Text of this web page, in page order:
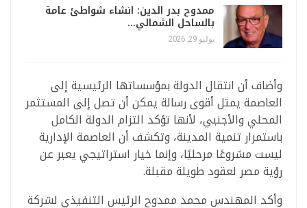
ممدوح بدر الدين: انشاء شواطئ عامة
بالساحل الشمالي…
يوليو 29, 2026
وأضاف أن انتقال الدولة بمؤسساتها الرئيسية إلى
العاصمة يمثل أقوى رسالة يمكن أن تصل إلى المستثمر
المحلي والأجنبي، لأنها تؤكد التزام الدولة الكامل
باستمرار تنمية المدينة، وتكشف أن العاصمة الإدارية
ليست مشروعًا مرحليًا، وإنما خيار استراتيجي يعبر عن
رؤية مصر لعقود طويلة مقبلة.
وأكد المهندس محمد ممدوح الرئيس التنفيذي لشركة